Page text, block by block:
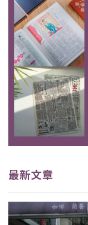
最新文章